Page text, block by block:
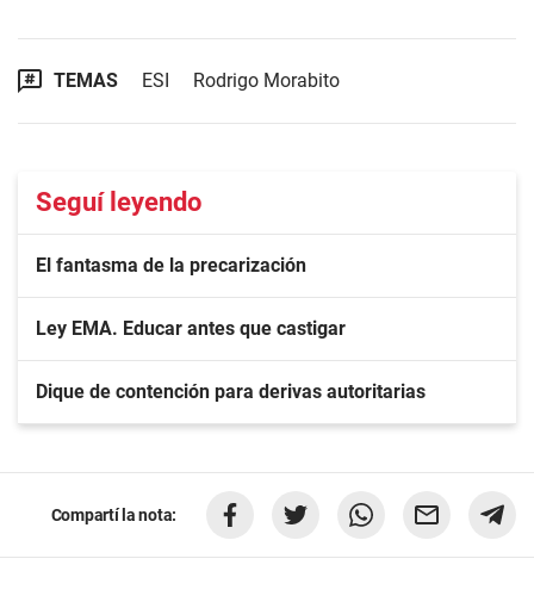
TEMAS ESI Rodrigo Morabito
Seguí leyendo
El fantasma de la precarización
Ley EMA. Educar antes que castigar
Dique de contención para derivas autoritarias
Compartí la nota: